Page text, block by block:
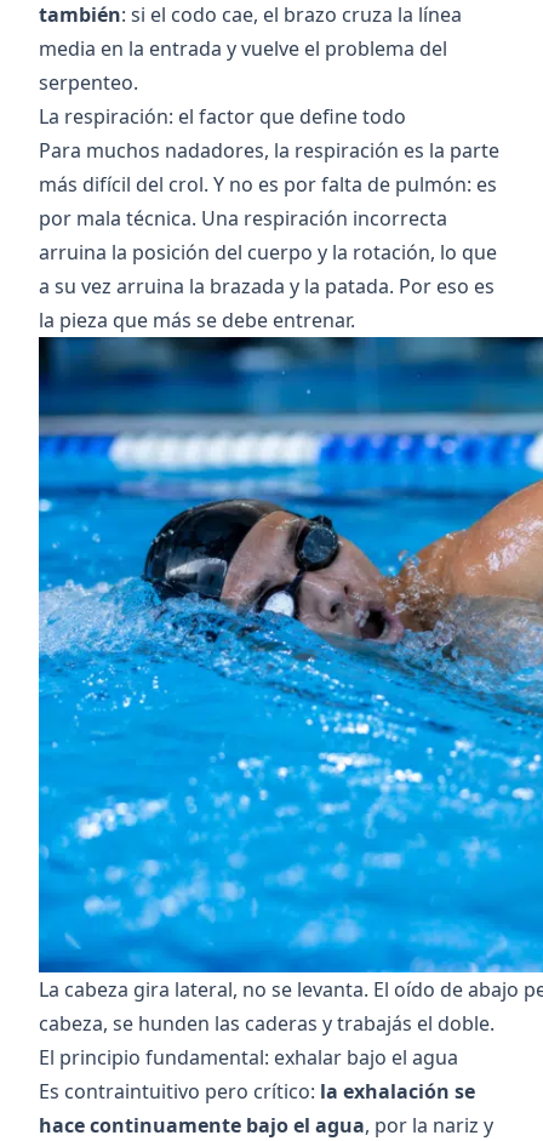
también: si el codo cae, el brazo cruza la línea
media en la entrada y vuelve el problema del
serpenteo.
La respiración: el factor que define todo
Para muchos nadadores, la respiración es la parte
más difícil del crol. Y no es por falta de pulmón: es
por mala técnica. Una respiración incorrecta
arruina la posición del cuerpo y la rotación, lo que
a su vez arruina la brazada y la patada. Por eso es
la pieza que más se debe entrenar.
La cabeza gira lateral, no se levanta. El oído de abajo
cabeza, se hunden las caderas y trabajás el doble.
El principio fundamental: exhalar bajo el agua
Es contraintuitivo pero crítico: la exhalación se
hace continuamente bajo el agua, por la nariz y